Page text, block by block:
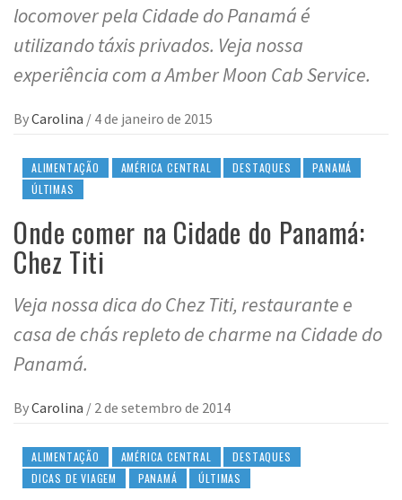
locomover pela Cidade do Panamá é
utilizando táxis privados. Veja nossa
experiência com a Amber Moon Cab Service.
ByCarolina / 4 de janeiro de 2015
ALIMENTAÇÃO AMÉRICA CENTRAL DESTAQUES
PANAMÁ
ÚLTIMAS
Onde comer na Cidade do Panamá:
Chez Titi
Veja nossa dica do Chez Titi, restaurante e
casa de chás repleto de charme na Cidade do
Panamá.
ByCarolina / 2 de setembro de 2014
ALIMENTAÇÃO AMÉRICA CENTRAL
DESTAQUES
DICAS DE VIAGEM
PANAMÁ ÚLTIMAS